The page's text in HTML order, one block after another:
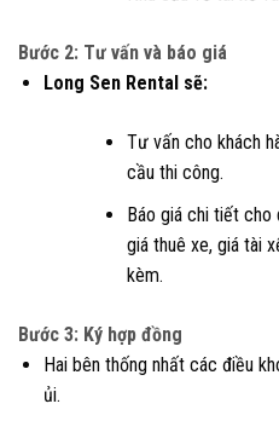
Bước 2: Tư vấn và báo giá
Long Sen Rental sẽ:
Tư vấn cho khách
cầu thi công.
Báo giá chi tiết
giá thuê xe, giá tài
kèm.
Bước 3: Ký hợp đồng
Hai bên thống nhất các điều
ủi.